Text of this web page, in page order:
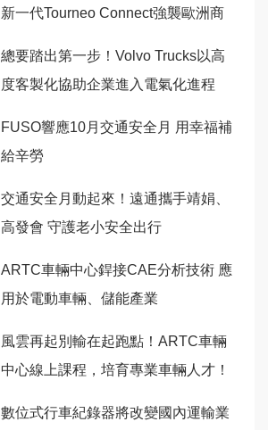
新一代Tourneo Connect強襲歐洲商
總要踏出第一步！Volvo Trucks以高
度客製化協助企業進入電氣化進程
FUSO響應10月交通安全月 用幸福補
給辛勞
交通安全月動起來！遠通攜手靖娟、
高發會 守護老小安全出行
ARTC車輛中心銲接CAE分析技術 應
用於電動車輛、儲能產業
風雲再起別輸在起跑點！ARTC車輛
中心線上課程，培育專業車輛人才！
數位式行車紀錄器將改變國內運輸業